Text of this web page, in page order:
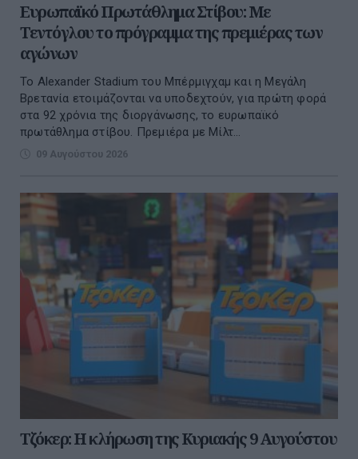
Ευρωπαϊκό Πρωτάθλημα Στίβου: Με
Τεντόγλου το πρόγραμμα της πρεμιέρας των
αγώνων
Το Alexander Stadium του Μπέρμιγχαμ και η Μεγάλη
Βρετανία ετοιμάζονται να υποδεχτούν, για πρώτη φορά
στα 92 χρόνια της διοργάνωσης, το ευρωπαϊκό
πρωτάθλημα στίβου. Πρεμιέρα με Μίλτ...
09 Αυγούστου 2026
Τζόκερ: Η κλήρωση της Κυριακής 9 Αυγούστου